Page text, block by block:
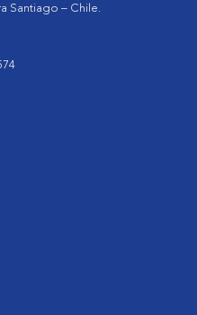
Santiago – Chile.